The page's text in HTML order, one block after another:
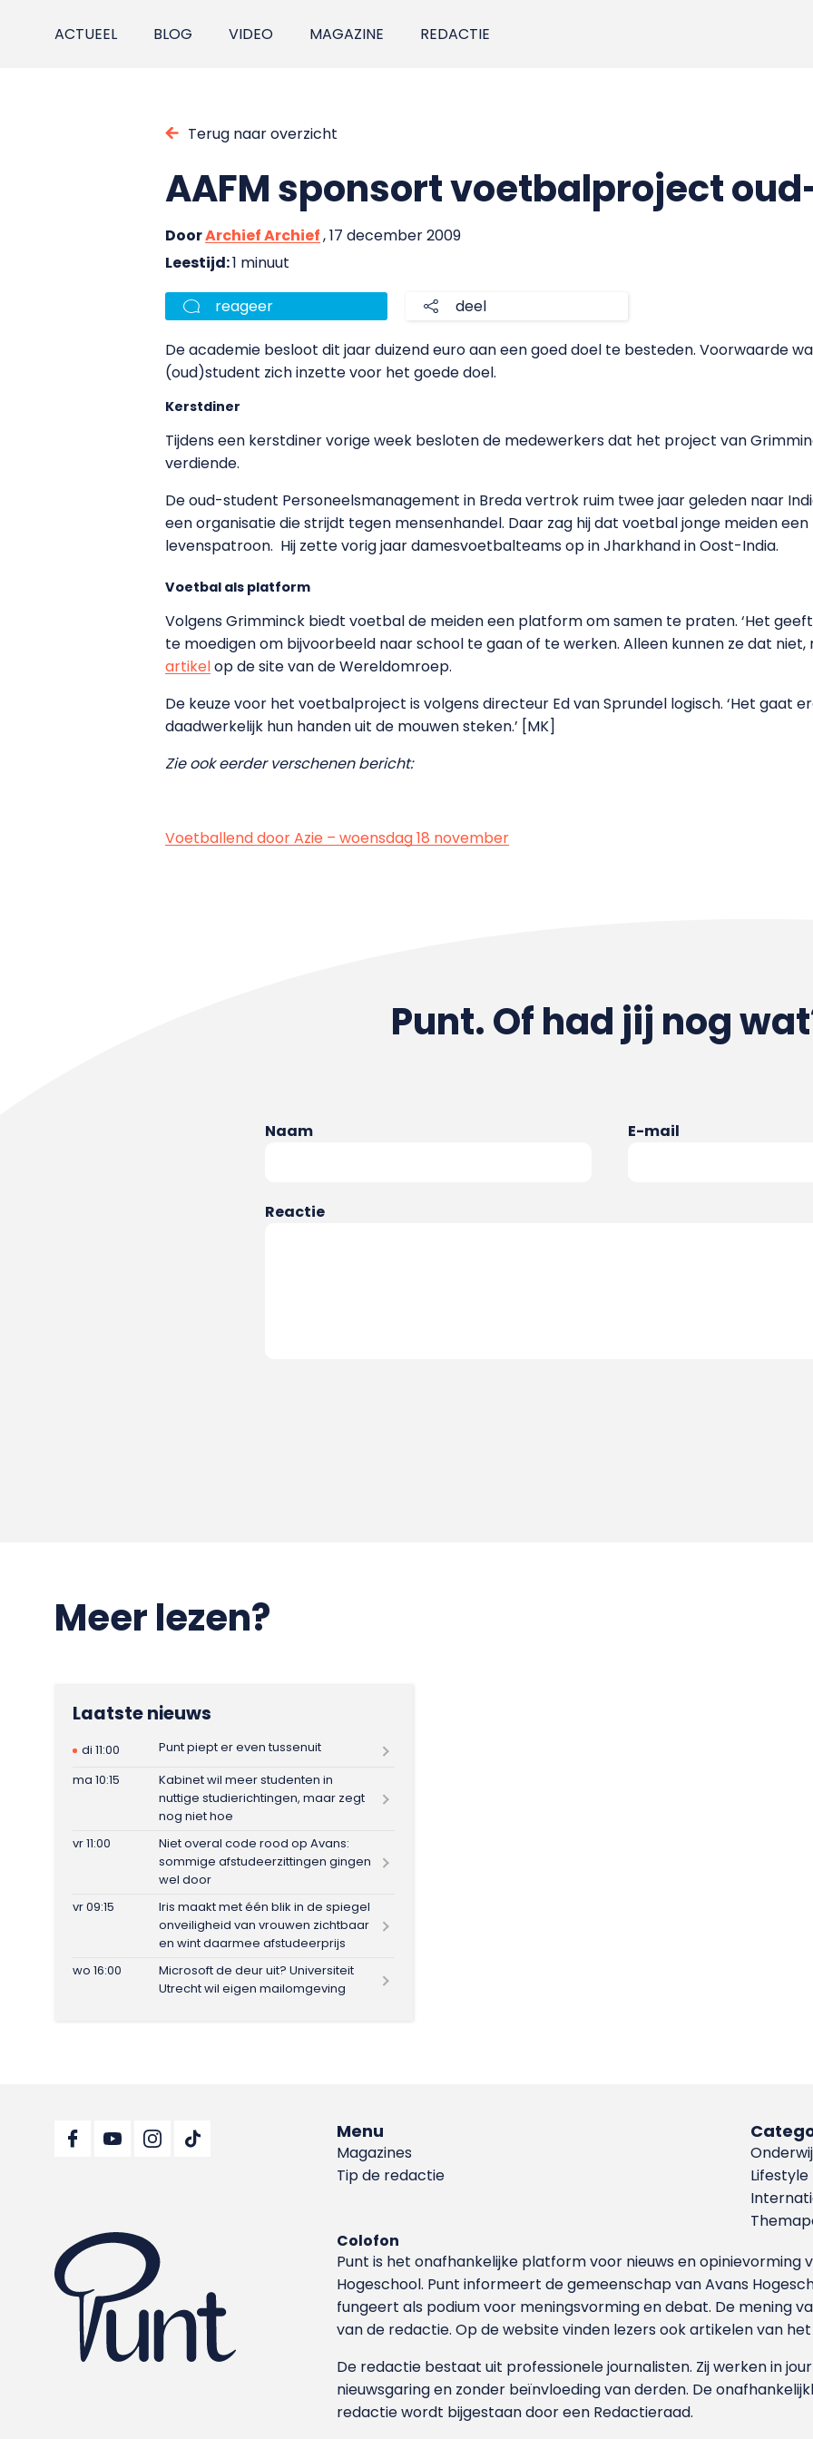
ACTUEEL BLOG VIDEO MAGAZINE REDACTIE
Terug naar overzicht
AAFM sponsort voetbalproject
DoorArchief Archief, 17 december 2009
Leestijd:1 minuut
reageer deel
De academie besloot dit jaar duizend euro aan een goed doel te besteden. Voorwaarde
(oud)student zich inzette voor het goede doel.
Kerstdiner
Tijdens een kerstdiner vorige week besloten de medewerkers dat het project van
verdiende.
De oud-student Personeelsmanagement in Breda vertrok ruim twee jaar geleden naar
een organisatie die strijdt tegen mensenhandel. Daar zag hij dat voetbal jonge meiden
levenspatroon. Hij zette vorig jaar damesvoetbalteams op in Jharkhand in Oost-India.
Voetbal als platform
Volgens Grimminck biedt voetbal de meiden een platform om samen te praten. ‘Het
te moedigen om bijvoorbeeld naar school te gaan of te werken. Alleen kunnen ze dat niet,
artikelop de site van de Wereldomroep.
De keuze voor het voetbalproject is volgens directeur Ed van Sprundel logisch. ‘Het gaat
daadwerkelijk hun handen uit de mouwen steken.’ [MK]
Zie ook eerder verschenen bericht:
Voetballend door Azie – woensdag 18 november
Punt. Of had jij nog
Naam E-mail
Reactie
Meer lezen?
Laatste nieuws
di 11:00
Punt piept er even tussenuit
ma 10:15
Kabinet wil meer studenten in
nuttige studierichtingen, maar zegt
nog niet hoe
vr 11:00
Niet overal code rood op Avans:
sommige afstudeerzittingen gingen
wel door
vr 09:15
Iris maakt met één blik in de spiegel
onveiligheid van vrouwen zichtbaar
en wint daarmee afstudeerprijs
wo 16:00
Microsoft de deur uit? Universiteit
Utrecht wil eigen mailomgeving
Menu
Magazines
Tip de redactie
Lifestyle
Colofon
Punt is het onafhankelijke platform voor nieuws en
Hoge­school. Punt informeert de gemeenschap van Avans
fungeert als podium voor meningsvorming en debat. De mening
van de redactie. Op de website vinden lezers ook artikelen van
De redactie bestaat uit professionele journalisten. Zij werken in
nieuwsgaring en zonder beïnvloeding van derden. De
redactie wordt bijgestaan door een Redactieraad.